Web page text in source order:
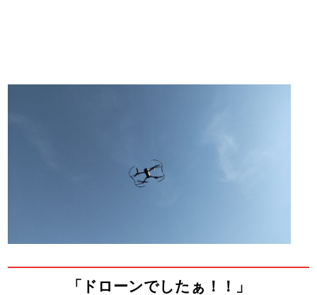
「ドローンでしたぁ！！」